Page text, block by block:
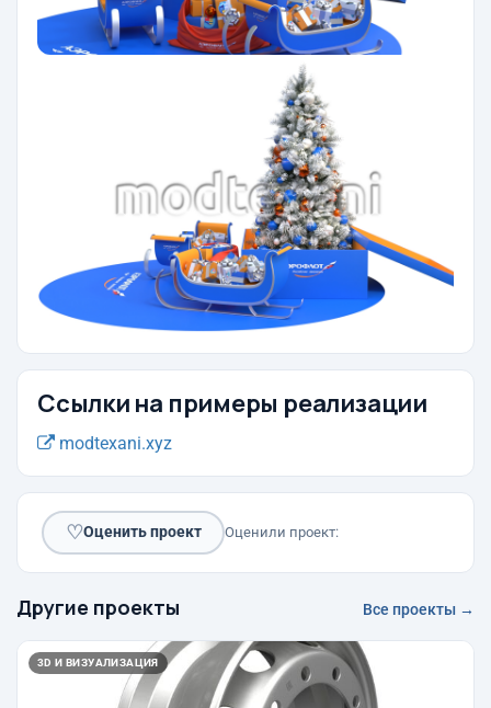
Ссылки на примеры реализации
modtexani.xyz
♡Оценить проект Оценили проект:
Другие проекты Все проекты →
3D И ВИЗУАЛИЗАЦИЯ